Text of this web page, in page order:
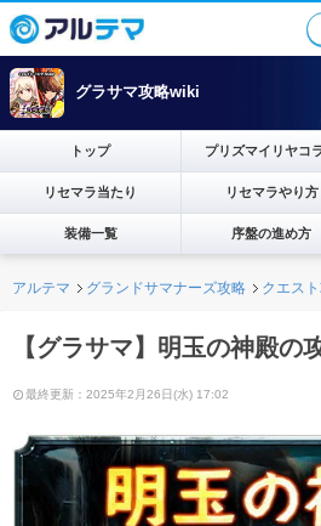
グラサマ攻略wiki
トップ プリズマイリヤコ
リセマラ当たり リセマラやり方
装備一覧 序盤の進め方
アルテマ グランドサマナーズ攻略 クエス
【グラサマ】明玉の神殿の
最終更新：2025年2月26日(水) 17:02